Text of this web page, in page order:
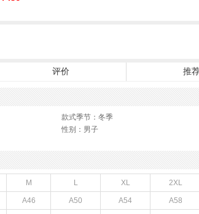
评价 推
款式季节：冬季
性别：男子
M L XL 2XL
A46 A50 A54 A58